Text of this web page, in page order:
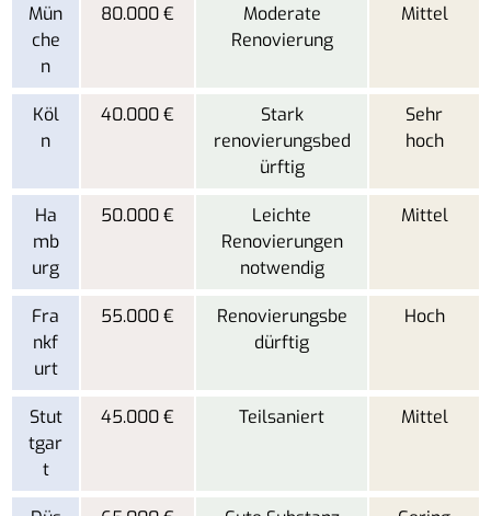
Mün
che
n
80.000 €
Moderate
Renovierung
Mittel
Köl
n
40.000 €
Stark
renovierungsbed
ürftig
Sehr
hoch
Ha
mb
urg
50.000 €
Leichte
Renovierungen
notwendig
Mittel
Fra
nkf
urt
55.000 €
Renovierungsbe
dürftig
Hoch
Stut
tgar
t
45.000 € Teilsaniert Mittel